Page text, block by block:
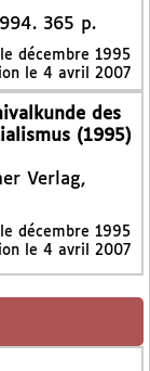
365 p.
décembre 1995
le 4 avril 2007
des
(1995)
Verlag,
décembre 1995
le 4 avril 2007